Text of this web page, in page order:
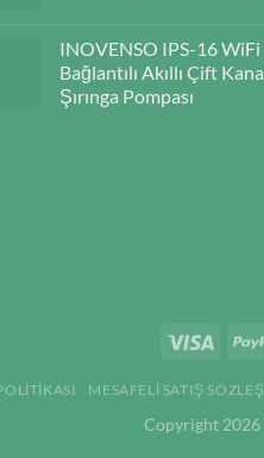
INOVENSO IPS-16 WiFi
Bağlantılı Akıllı Çift
Şırınga Pompası
MESAFELI SATIŞ
Copyright